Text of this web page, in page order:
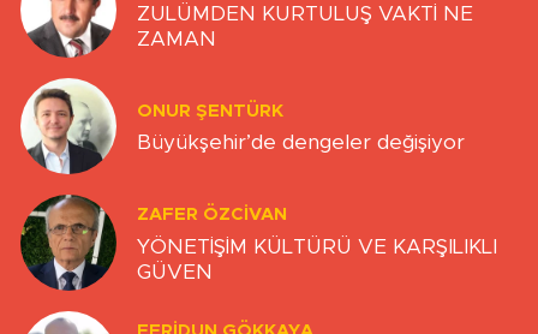
ZULÜMDEN KURTULUŞ VAKTİ NE
ZAMAN
ONUR ŞENTÜRK
Büyükşehir’de dengeler değişiyor
ZAFER ÖZCIVAN
YÖNETİŞİM KÜLTÜRÜ VE KARŞILIKLI
GÜVEN